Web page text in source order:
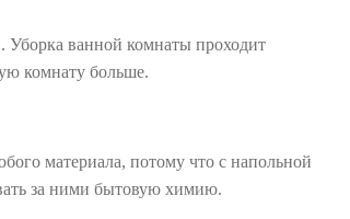
Уборка ванной комнаты проходит
комнату больше.
материала, потому что с напольной
за ними бытовую химию.